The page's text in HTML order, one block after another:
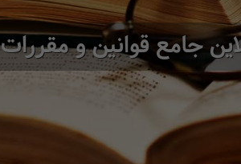
جامع قوانین و مقررات